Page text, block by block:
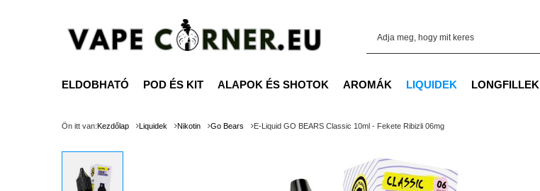
ELDOBHATÓ POD ÉS KIT ALAPOK ÉS SHOTOK AROMÁK LIQUIDEK LONGFILLEK
Ön itt van:Kezdőlap Liquidek Nikotin Go Bears E-Liquid GO BEARS Classic 10ml - Fekete Ribizli 06mg